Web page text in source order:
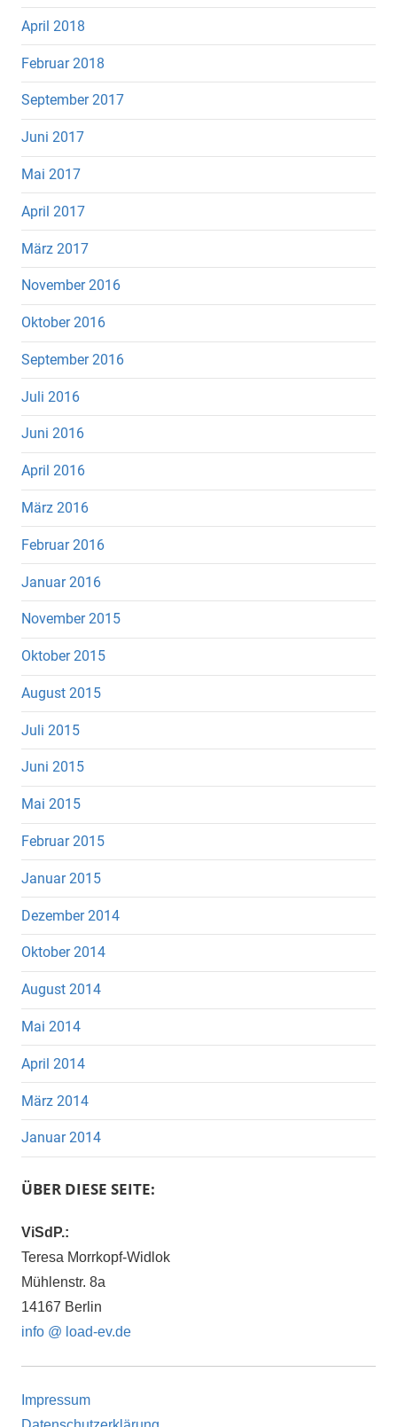
April 2018
Februar 2018
September 2017
Juni 2017
Mai 2017
April 2017
März 2017
November 2016
Oktober 2016
September 2016
Juli 2016
Juni 2016
April 2016
März 2016
Februar 2016
Januar 2016
November 2015
Oktober 2015
August 2015
Juli 2015
Juni 2015
Mai 2015
Februar 2015
Januar 2015
Dezember 2014
Oktober 2014
August 2014
Mai 2014
April 2014
März 2014
Januar 2014
ÜBER DIESE SEITE:
ViSdP.:
Teresa Morrkopf-Widlok
Mühlenstr. 8a
14167 Berlin
info @ load-ev.de
Impressum